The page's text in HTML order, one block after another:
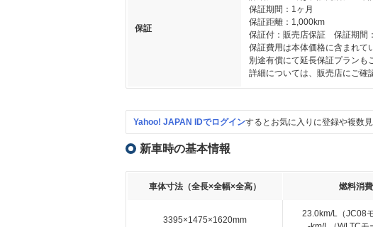
保証
保証期間：1ヶ月
保証距離：1,000km
保証付：販売店保証 保証期間
保証費用は本体価格に含まれて
別途有償にて延長保証プランも
詳細については、販売店にご確
Yahoo! JAPAN IDでログインするとお気に入りに登録や複数
新車時の基本情報
車体寸法（全長×全幅×全高） 燃料消
3395×1475×1620mm
23.0km/L（JC08